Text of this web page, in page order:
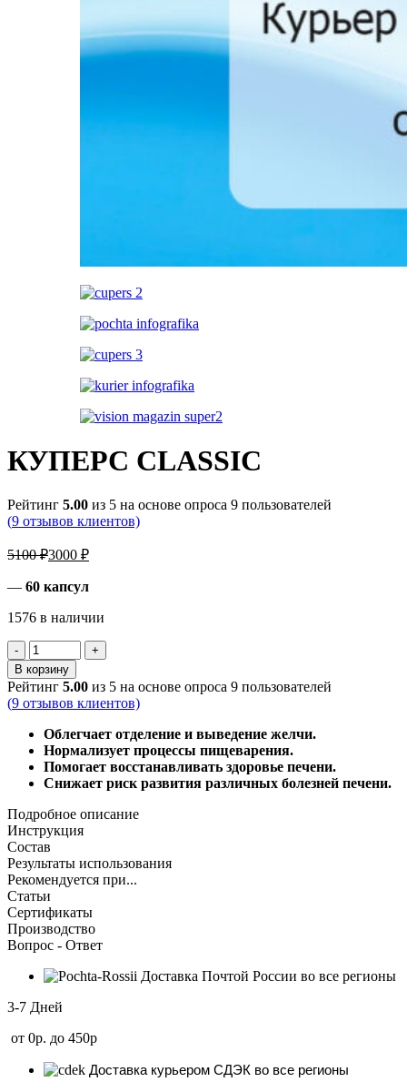
КУПЕРС CLASSIC
Рейтинг 5.00 из 5 на основе опроса 9 пользователей
(9 отзывов клиентов)
5100₽
Первоначальная
составляла
5100 ₽.
3000 ₽
Текущая
3000 ₽.
— 60 капсул
1576 в наличии
Количество
товара
КУПЕРС
CLASSIC
В корзину
Рейтинг 5.00 из 5 на основе опроса 9 пользователей
(9 отзывов клиентов)
Облегчает отделение и выведение желчи.
Нормализует процессы пищеварения.
Помогает восстанавливать здоровье печени.
Снижает риск развития различных болезней печени.
Подробное описание
Инструкция
Состав
Результаты использования
Рекомендуется при...
Статьи
Сертификаты
Производство
Вопрос - Ответ
Доставка Почтой России во все регионы
3-7 Дней
от 0р. до 450р
Доставка курьером СДЭК во все регионы